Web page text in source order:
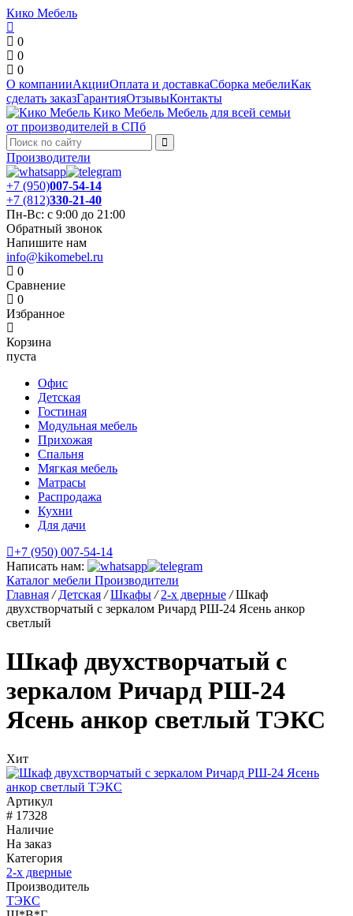
Кико Мебель
0
0
0
О компанииАкцииОплата и доставкаСборка мебелиКак
сделать заказГарантияОтзывыКонтакты
Кико Мебель Мебель для всей семьи
от производителей в СПб
Производители
+7 (950)007-54-14
+7 (812)330-21-40
Пн-Вс: с 9:00 до 21:00
Обратный звонок
Напишите нам
info@kikomebel.ru
0
Сравнение
0
Избранное
Корзина
пуста
Офис
Детская
Гостиная
Модульная мебель
Прихожая
Спальня
Мягкая мебель
Матрасы
Распродажа
Кухни
Для дачи
+7 (950) 007-54-14
Написать нам:
Каталог мебели Производители
Главная / Детская / Шкафы / 2-х дверные / Шкаф
двухстворчатый с зеркалом Ричард РШ-24 Ясень анкор
светлый
Шкаф двухстворчатый с
зеркалом Ричард РШ-24
Ясень анкор светлый ТЭКС
Хит
Артикул
# 17328
Наличие
На заказ
Категория
2-х дверные
Производитель
ТЭКС